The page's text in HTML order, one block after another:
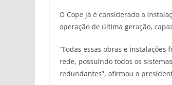
O Cope já é considerado a
operação de última geração,
“Todas essas obras e
rede, possuindo todos os
redundantes”, afirmou o